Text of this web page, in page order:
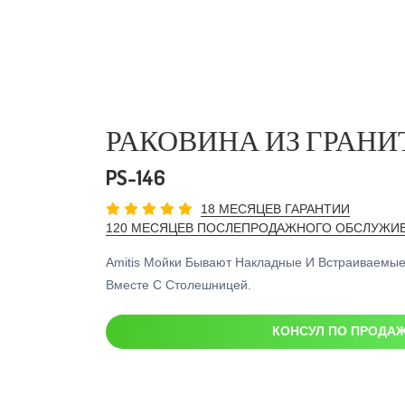
РАКОВИНА ИЗ
PS-146
18 МЕСЯЦЕВ ГАРАНТИИ
120 МЕСЯЦЕВ ПОСЛЕПРОДАЖНОГО
Amitis Мойки Бывают Накладные И
Вместе С Столешницей.
КОНСУЛ ПО